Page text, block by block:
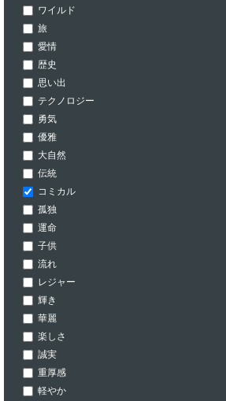
ワイルド
旅
愛情
歴史
思い出
テクノロジー
勇気
優雅
大自然
伝統
コミカル
孤独
運命
子供
流れ
レジャー
輝き
華麗
楽しさ
誠実
重厚感
軽やか